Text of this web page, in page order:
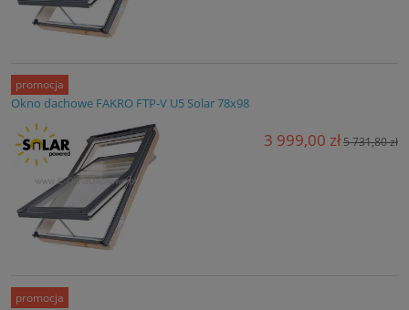
Okno dachowe FAKRO FTP-V U5 Solar 78x98
3 999,00 zł5 731,80 zł
promocja
promocja